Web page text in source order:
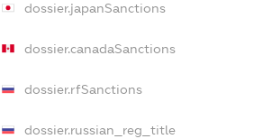
dossier.japanSanctions
dossier.canadaSanctions
dossier.rfSanctions
dossier.russian_reg_title